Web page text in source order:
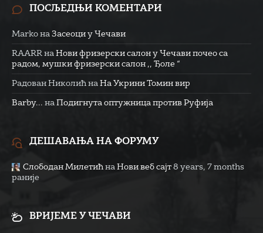
ПОСЉЕДЊИ КОМЕНТАРИ
Marko на Засеоци у Чечави
RAARR на Нови фризерски салон у Чечави почео са
радом, мушки фризерски салон ,, Ђоле “
Радован Николић на На Укрини Томин вир
Barby... на Подигнута оптужница против Руфија
ДЕШАВАЊА НА ФОРУМУ
Слободан Милетић на Нови веб сајт 8 years, 7 months
раније
ВРИЈЕМЕ У ЧЕЧАВИ